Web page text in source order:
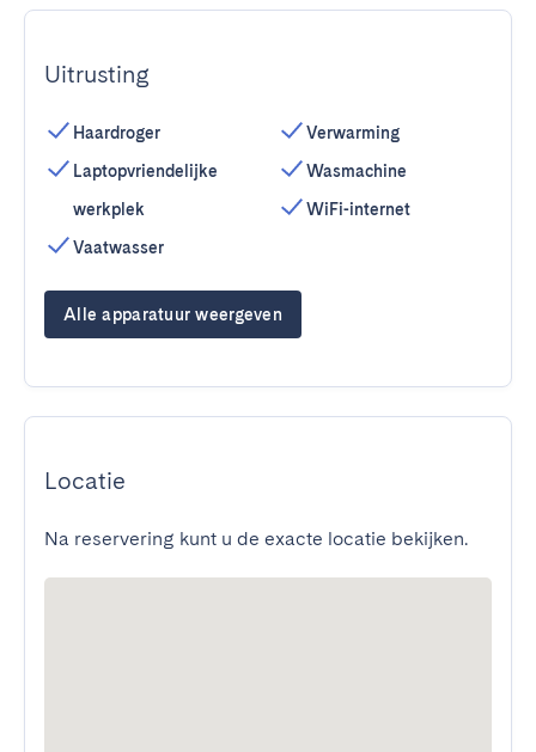
Uitrusting
Haardroger
Laptopvriendelijke
werkplek
Vaatwasser
Verwarming
Wasmachine
WiFi-internet
Alle apparatuur weergeven
Locatie
Na reservering kunt u de exacte locatie bekijken.